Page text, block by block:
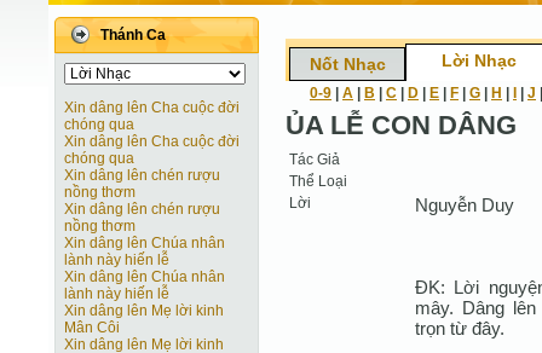
Thánh Ca
Xin dâng lên Cha cuộc đời
chóng qua
Xin dâng lên Cha cuộc đời
chóng qua
Xin dâng lên chén rượu
nồng thơm
Xin dâng lên chén rượu
nồng thơm
Xin dâng lên Chúa nhân
lành này hiến lễ
Xin dâng lên Chúa nhân
lành này hiến lễ
Xin dâng lên Mẹ lời kinh
Mân Côi
Xin dâng lên Mẹ lời kinh
Nốt Nhạc Lời Nhạc
0-9 A B C D E F G H J
ỦA LỄ CON DÂNG
Tác Giả
Thể Loại
Lời
Nguyễn Duy
ĐK: Lời
mây. Dâng
trọn từ đây.